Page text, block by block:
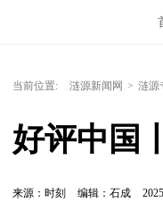
当前位置: 涟源新闻网 > 涟源
好评中国
来源：时刻 编辑：石成